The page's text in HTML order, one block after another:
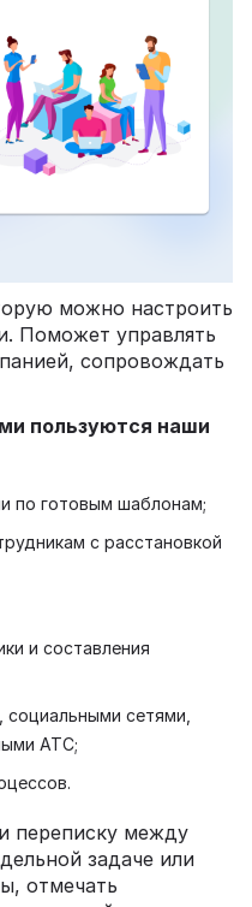
можно настроить
Поможет управлять
сопровождать
пользуются наши
по готовым шаблонам;
с расстановкой
и составления
социальными сетями,
АТС;
переписку между
задаче или
отмечать